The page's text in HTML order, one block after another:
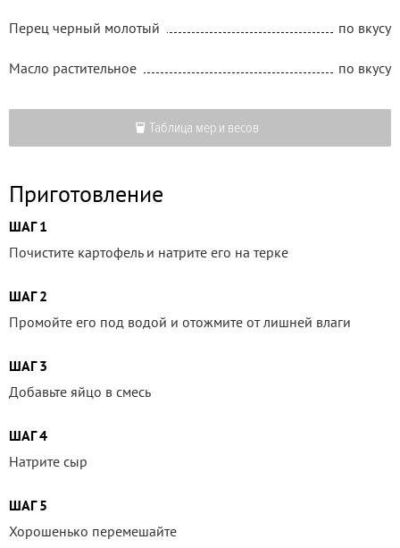
Перец черный молотый по вкусу
Масло растительное по вкусу
Таблица мер и весов
Приготовление
ШАГ 1
Почистите картофель и натрите его на терке
ШАГ 2
Промойте его под водой и отожмите от лишней влаги
ШАГ 3
Добавьте яйцо в смесь
ШАГ 4
Натрите сыр
ШАГ 5
Хорошенько перемешайте